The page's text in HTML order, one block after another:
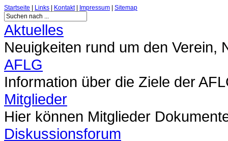
Startseite Links Kontakt| Impressum Sitemap
Aktuelles
Neuigkeiten rund um den Verein,
AFLG
Information über die Ziele der
Mitglieder
Hier können Mitglieder
Diskussionsforum